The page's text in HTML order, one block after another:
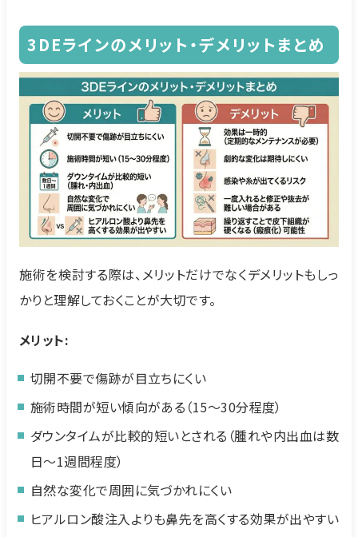
3DEラインのメリット・デメリットまとめ
施術を検討する際は、メリットだけでなくデメリットもしっ
かりと理解しておくことが大切です。
メリット:
切開不要で傷跡が目立ちにくい
施術時間が短い傾向がある（15〜30分程度）
ダウンタイムが比較的短いとされる（腫れや内出血は数
日〜1週間程度）
自然な変化で周囲に気づかれにくい
ヒアルロン酸注入よりも鼻先を高くする効果が出やすい